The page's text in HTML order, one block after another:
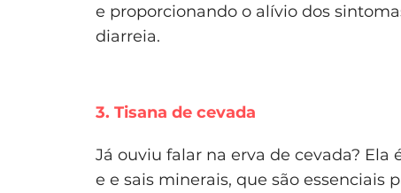
e proporcionando o alívio dos
diarreia.
3. Tisana de cevada
Já ouviu falar na erva de cevada?
e e sais minerais, que são essenciais